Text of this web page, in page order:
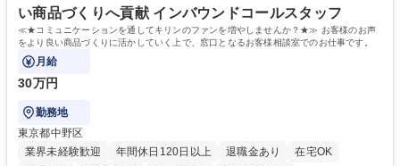
い商品づくりへ貢献 インバウンドコールスタッフ
≪★コミュニケーションを通してキリンのファンを増やしませんか？★≫ お客様のお声
をより良い商品づくりに活かしていく上で、窓口となるお客様相談室でのお仕事です。
月給
30万円
勤務地
東京都中野区
業界未経験歓迎
年間休日120日以上 退職金あり
在宅OK